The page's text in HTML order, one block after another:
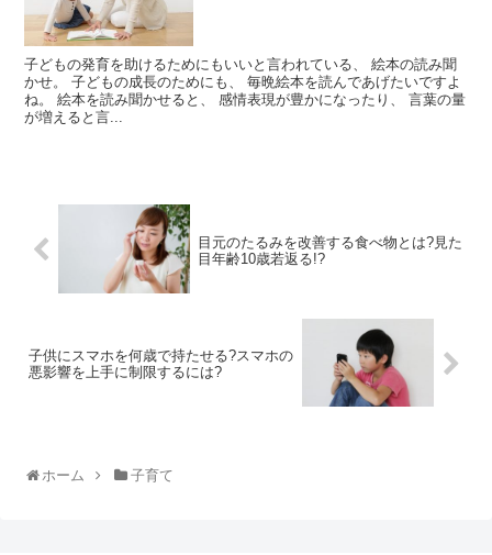
子どもの発育を助けるためにもいいと言われている、 絵本の読み聞
かせ。 子どもの成長のためにも、 毎晩絵本を読んであげたいですよ
ね。 絵本を読み聞かせると、 感情表現が豊かになったり、 言葉の量
が増えると言...
目元のたるみを改善する食べ物とは?見た
目年齢10歳若返る!?
子供にスマホを何歳で持たせる?スマホの
悪影響を上手に制限するには?
ホーム 子育て